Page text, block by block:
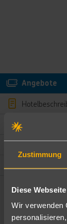
Zustimmung
Diese
Wir verwenden
Angebote
Bewertungen
Ändere die